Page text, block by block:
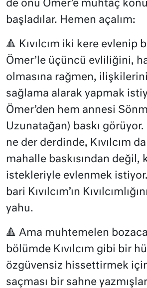
de onu Ömer’e muhtaç
başladılar. Hemen açalım:
🔺 Kıvılcım iki kere evlenip
Ömer’le üçüncü evliliğini,
olmasına rağmen,
sağlama alarak yapmak
Ömer’den hem annesi
Uzunatağan) baskı
ne der derdinde, Kıvılcım
mahalle baskısından değil,
istekleriyle evlenmek
bari Kıvılcım’ın
yahu.
🔺 Ama muhtemelen
bölümde Kıvılcım gibi bir
özgüvensiz hissettirmek
saçması bir sahne